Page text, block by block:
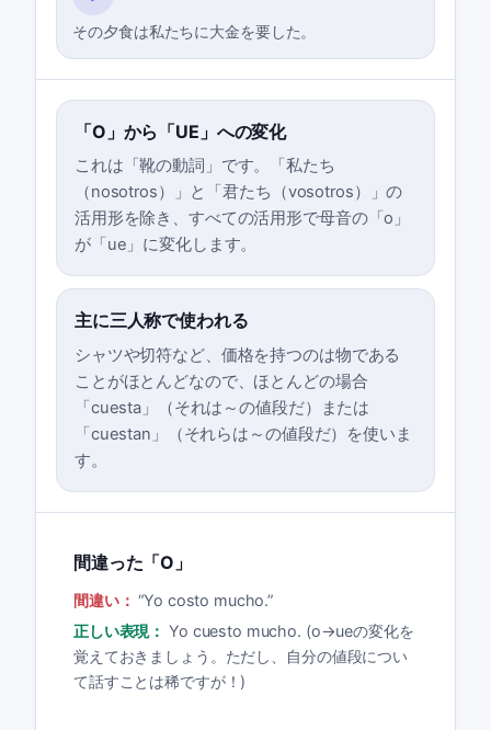
その夕食は私たちに大金を要した。
「O」から「UE」への変化
これは「靴の動詞」です。「私たち
（nosotros）」と「君たち（vosotros）」の
活用形を除き、すべての活用形で母音の「o」
が「ue」に変化します。
主に三人称で使われる
シャツや切符など、価格を持つのは物である
ことがほとんどなので、ほとんどの場合
「cuesta」（それは～の値段だ）または
「cuestan」（それらは～の値段だ）を使いま
す。
間違った「O」
間違い： “Yo costo mucho.”
正しい表現： Yo cuesto mucho. (o→ueの変化を
覚えておきましょう。ただし、自分の値段につい
て話すことは稀ですが！)